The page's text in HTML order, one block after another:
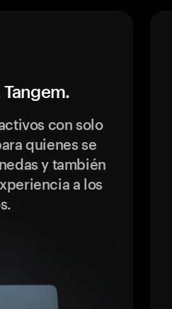
con solo
quienes se
y también
a los